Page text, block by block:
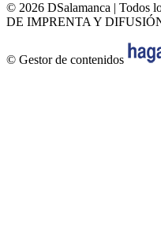
© 2026 DSalamanca | Todos
DE IMPRENTA Y
© Gestor de contenidos